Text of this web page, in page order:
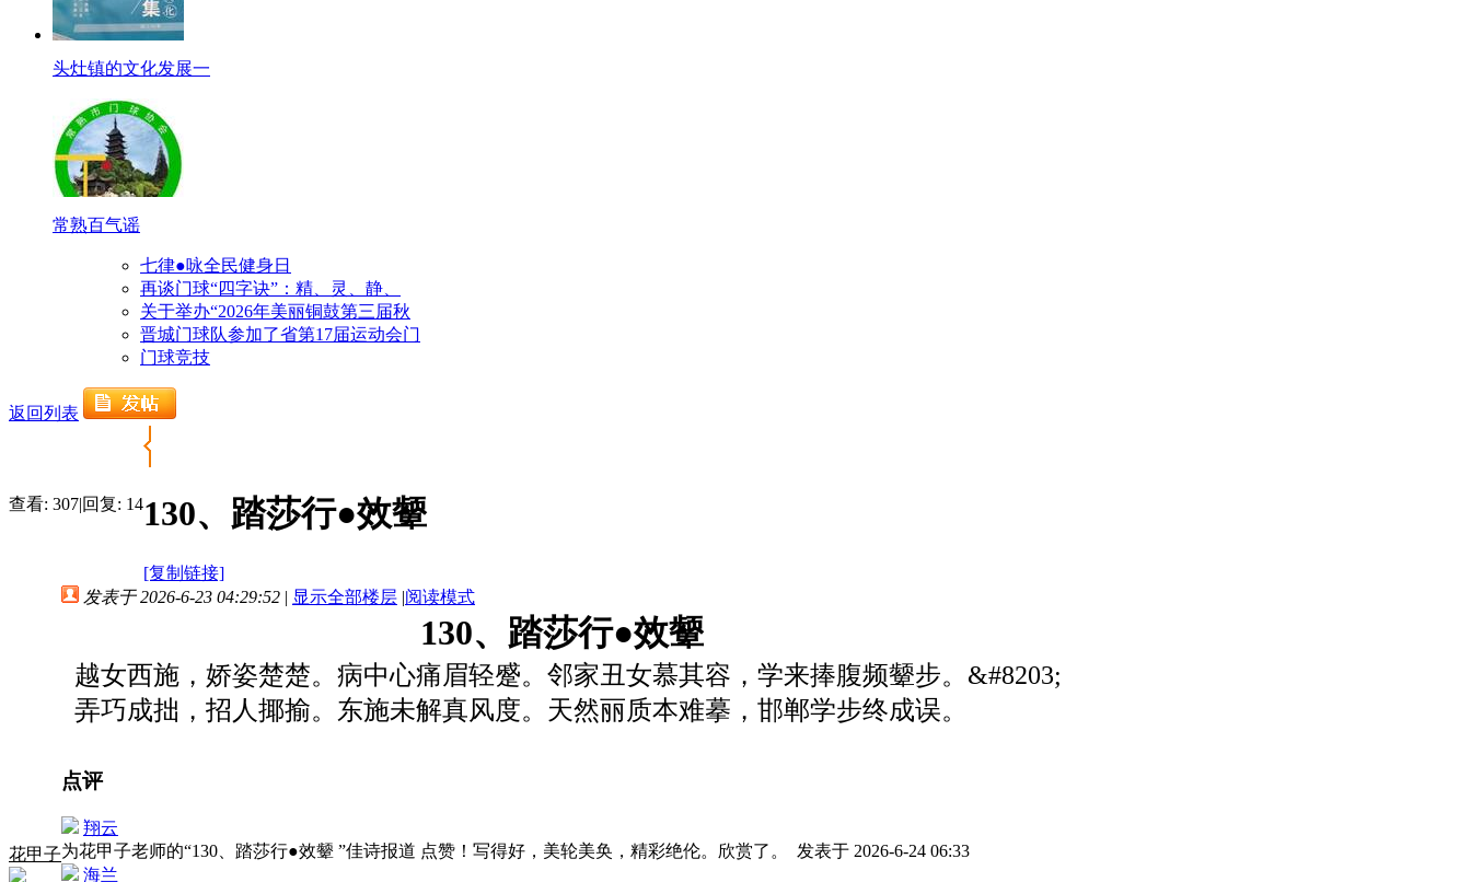
头灶镇的文化发展一
常熟百气谣
七律●咏全民健身日
再谈门球“四字诀”：精、灵、静、
关于举办“2026年美丽铜鼓第三届秋
晋城门球队参加了省第17届运动会门
门球竞技
返回列表
查看: 307|回复: 14130、踏莎行●效颦
[复制链接]
花甲子
发表于 2026-6-23 04:29:52 | 显示全部楼层 |阅读模式
130、踏莎行●效颦
越女西施，娇姿楚楚。病中心痛眉轻蹙。邻家丑女慕其容，学来捧腹频颦步。 &#8203;
弄巧成拙，招人揶揄。东施未解真风度。天然丽质本难摹，邯郸学步终成误。
点评
翔云
为花甲子老师的“130、踏莎行●效颦 ”佳诗报道 点赞！写得好，美轮美奂，精彩绝伦。欣赏了。 发表于 2026-6-24 06:33
海兰